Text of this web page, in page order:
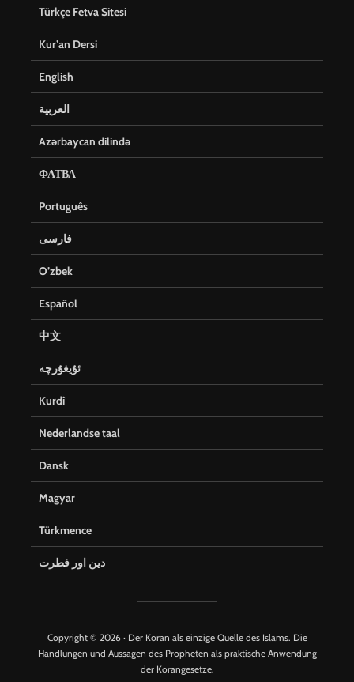
Türkçe Fetva Sitesi
Kur’an Dersi
English
العربية
Azərbaycan dilində
ФАТВА
Português
فارسی
O’zbek
Español
中文
ئۇيغۇرچە
Kurdî
Nederlandse taal
Dansk
Magyar
Türkmence
دین اور فطرت
Copyright © 2026 · Der Koran als einzige Quelle des Islams. Die
Handlungen und Aussagen des Propheten als praktische Anwendung
der Korangesetze.